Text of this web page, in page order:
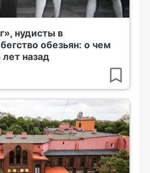
нудисты в
обезьян: о чем
назад